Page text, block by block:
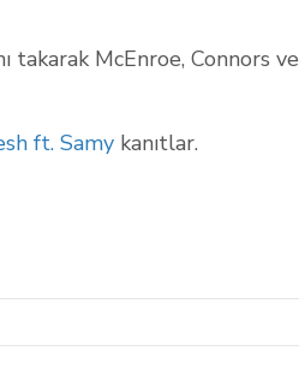
takarak McEnroe, Connors ve
ft. Samy kanıtlar.